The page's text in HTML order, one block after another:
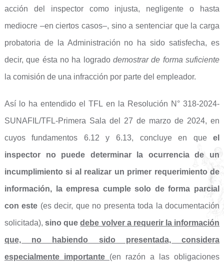
acción del inspector como injusta, negligente o hasta
mediocre –en ciertos casos–, sino a sentenciar que la carga
probatoria de la Administración no ha sido satisfecha, es
decir, que ésta no ha logradodemostrar de forma suficiente
la comisión de una infracción por parte del empleador.
Así lo ha entendido el TFL en la Resolución N° 318-2024-
SUNAFIL/TFL-Primera Sala del 27 de marzo de 2024, en
cuyos fundamentos 6.12 y 6.13, concluye en queel
inspector no puede determinar la ocurrencia de un
incumplimiento si al realizar un primer requerimiento de
información, la empresa cumple solo de forma parcial
con este (es decir, que no presenta toda la documentación
solicitada),sino quedebe volver a requerir la información
que, no habiendo sido presentada, considera
especialmente importante (en razón a las obligaciones